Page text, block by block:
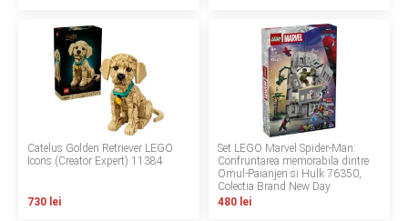
Garantia produselor
Instalare scaune/scoici auto
ANPC SAL
Catelus Golden Retriever LEGO
Icons (Creator Expert) 11384
730 lei
Set LEGO Marvel Spider-Man:
Confruntarea memorabila dintre
Omul-Paianjen si Hulk 76350,
Colectia Brand New Day
480 lei